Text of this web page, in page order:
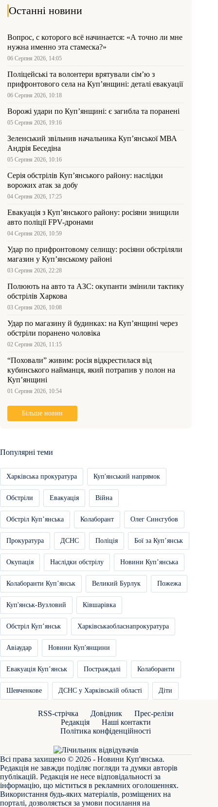
Останні новини
Вопрос, с которого всё начинается: «А точно ли мне
нужна именно эта стамеска?»
06 Серпня 2026, 14:05
Поліцейські та волонтери врятували сім’ю з
прифронтового села на Куп’янщині: деталі евакуації
06 Серпня 2026, 10:18
Ворожі удари по Куп’янщині: є загибла та поранені
05 Серпня 2026, 19:16
Зеленський звільнив начальника Купʼянської МВА
Андрія Беседіна
05 Серпня 2026, 10:16
Серія обстрілів Куп’янського району: наслідки
ворожих атак за добу
04 Серпня 2026, 17:25
Евакуація з Куп’янського району: росіяни знищили
авто поліції FPV-дронами
04 Серпня 2026, 10:59
Удар по прифронтовому селищу: росіяни обстріляли
магазин у Куп’янському районі
03 Серпня 2026, 22:28
Полюють на авто та АЗС: окупанти змінили тактику
обстрілів Харкова
03 Серпня 2026, 10:08
Удар по магазину й будинках: на Куп’янщині через
обстріли поранено чоловіка
02 Серпня 2026, 11:15
“Поховали” живим: росія відкрестилася від
кубинського найманця, який потрапив у полон на
Куп’янщині
01 Серпня 2026, 10:54
Більше новин
Популярні теми
Харківська прокуратура Куп'янський напрямок
Обстріли Евакуація Війна
Обстріл Купʼянська Колаборант Олег Синєгубов
Прокуратура ДСНС Поліція Бої за Купʼянськ
Окупація Наслідки обстрілу Новини Купʼянська
Колаборанти Купʼянськ Великий Бурлук Пожежа
Куп'янськ-Вузловий Ківшарівка
Обстріл Купʼянськ Харківськаобласнапрокуратура
Авіаудар Новини Куп'янщини
Евакуація Купʼянськ Постраждалі Колаборанти
Шевченкове ДСНС у Харківській області Діти
RSS-стрічка Довідник
Прес-релізи
Редакція
Наші контакти
Політика конфіденційності
Всі права захищено © 2026 - Новини Куп'янська.
Редакція не завжди поділяє погляди та думки авторів
публікацій. Редакція не несе відповідальності за
інформацію, що міститься в рекламних оголошеннях.
Використання будь-яких матеріалів, розміщених на
порталі, дозволяється за умови посилання на